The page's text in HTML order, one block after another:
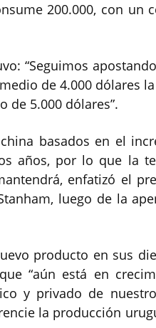
200.000, con un
“Seguimos
de 4.000 dólares
de 5.000 dólares”.
basados en el
años, por lo que la
enfatizó el
luego de la
producto en sus
“aún está en
y privado de
la producción